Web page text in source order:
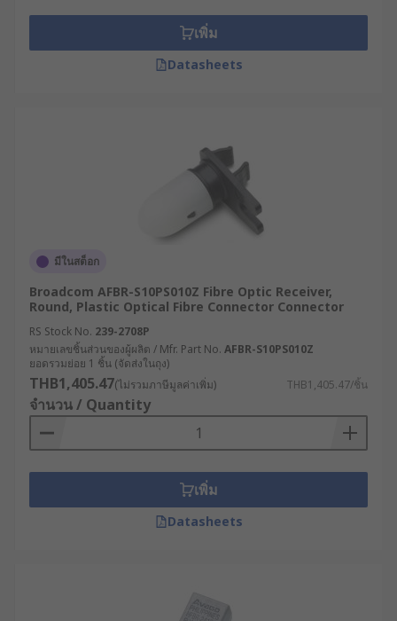
เพิ่ม
Datasheets
มีในสต็อก
Broadcom AFBR-S10PS010Z Fibre Optic Receiver,
Round, Plastic Optical Fibre Connector Connector
RS Stock No. 239-2708P
หมายเลขชิ้นส่วนของผู้ผลิต / Mfr. Part No. AFBR-S10PS010Z
ยอดรวมย่อย 1 ชิ้น (จัดส่งในถุง)
THB1,405.47(ไม่รวมภาษีมูลค่าเพิ่ม) THB1,405.47/ชิ้น
จำนวน / Quantity
เพิ่ม
Datasheets